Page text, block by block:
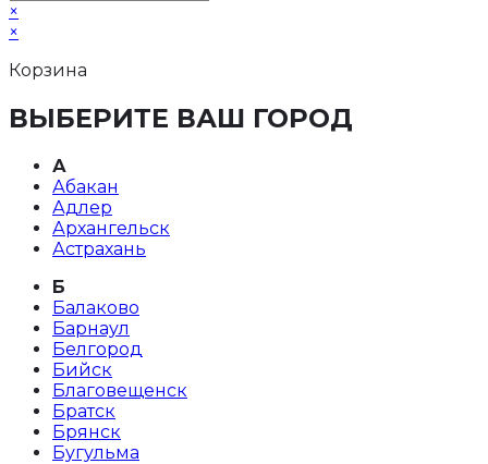
×
×
Корзина
ВЫБЕРИТЕ ВАШ ГОРОД
А
Абакан
Адлер
Архангельск
Астрахань
Б
Балаково
Барнаул
Белгород
Бийск
Благовещенск
Братск
Брянск
Бугульма